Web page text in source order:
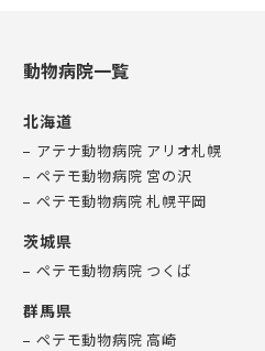
動物病院一覧
北海道
アテナ動物病院 アリオ札幌
ペテモ動物病院 宮の沢
ペテモ動物病院 札幌平岡
茨城県
ペテモ動物病院 つくば
群馬県
ペテモ動物病院 高崎